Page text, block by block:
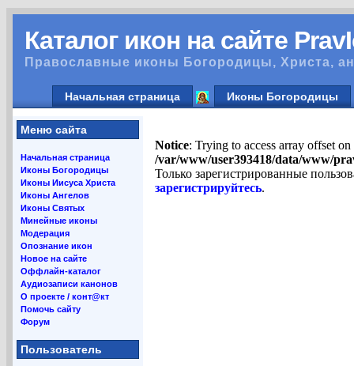
Каталог икон на сайте
Православные иконы Богородицы, Христа,
Начальная страница Иконы Богородицы
Меню сайта
Начальная страница
Иконы Богородицы
Иконы Иисуса Христа
Иконы Ангелов
Иконы Святых
Минейные иконы
Модерация
Опознание икон
Новое на сайте
Оффлайн-каталог
Аудиозаписи канонов
О проекте / конт@кт
Помочь сайту
Форум
Пользователь
Notice: Trying to access array offset
/var/www/user393418/data/www/
Только зарегистрированные
зарегистрируйтесь.